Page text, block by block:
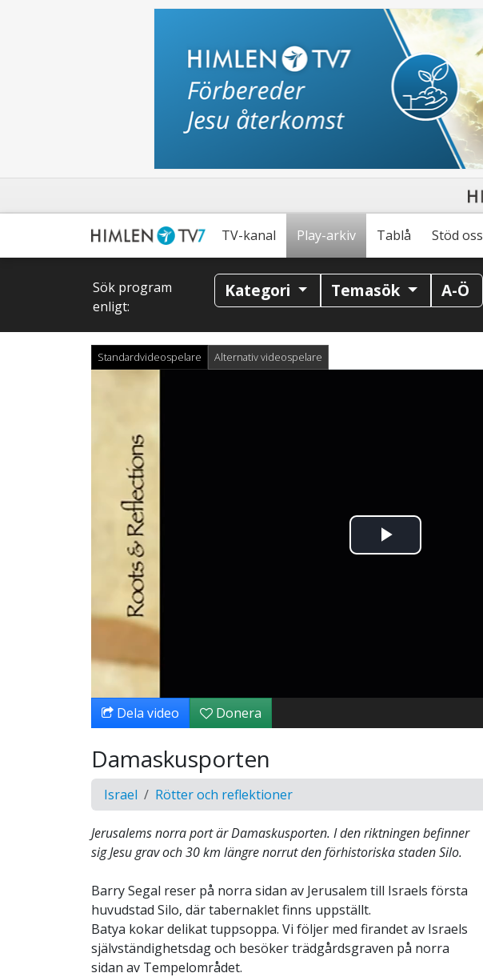
TV-kanal Play-arkiv Tablå Stöd oss
Sök program
enligt:
Kategori Temasök A-Ö
Standardvideospelare Alternativ videospelare
Spela
Dela video Donera
Damaskusporten
Israel Rötter och reflektioner
Jerusalems norra port är Damaskusporten. I den riktningen befinner
sig Jesu grav och 30 km längre norrut den förhistoriska staden Silo.
Barry Segal reser på norra sidan av Jerusalem till Israels första
huvudstad Silo, där tabernaklet finns uppställt.
Batya kokar delikat tuppsoppa. Vi följer med firandet av Israels
självständighetsdag och besöker trädgårdsgraven på norra
sidan av Tempelområdet.